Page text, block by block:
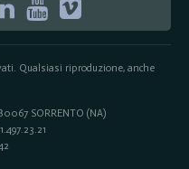
Qualsiasi riproduzione, anche
SORRENTO (NA)